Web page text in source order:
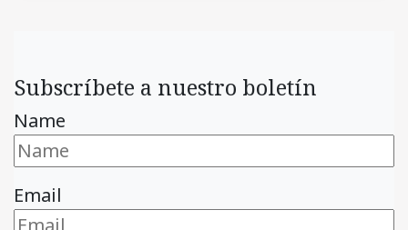
Subscríbete a nuestro boletín
Name
Email